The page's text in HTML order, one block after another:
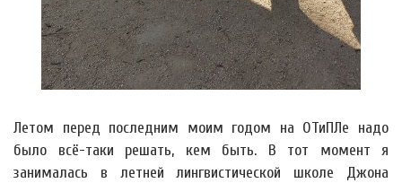
Летом перед последним моим годом на ОТиПЛе надо
было всё-таки решать, кем быть. В тот момент я
занималась в летней лингвистической школе Джона